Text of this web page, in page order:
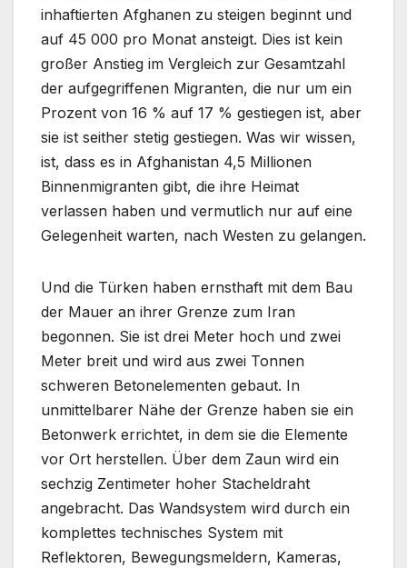
inhaftierten Afghanen zu steigen beginnt und
auf 45 000 pro Monat ansteigt. Dies ist kein
großer Anstieg im Vergleich zur Gesamtzahl
der aufgegriffenen Migranten, die nur um ein
Prozent von 16 % auf 17 % gestiegen ist, aber
sie ist seither stetig gestiegen. Was wir wissen,
ist, dass es in Afghanistan 4,5 Millionen
Binnenmigranten gibt, die ihre Heimat
verlassen haben und vermutlich nur auf eine
Gelegenheit warten, nach Westen zu gelangen.
Und die Türken haben ernsthaft mit dem Bau
der Mauer an ihrer Grenze zum Iran
begonnen. Sie ist drei Meter hoch und zwei
Meter breit und wird aus zwei Tonnen
schweren Betonelementen gebaut. In
unmittelbarer Nähe der Grenze haben sie ein
Betonwerk errichtet, in dem sie die Elemente
vor Ort herstellen. Über dem Zaun wird ein
sechzig Zentimeter hoher Stacheldraht
angebracht. Das Wandsystem wird durch ein
komplettes technisches System mit
Reflektoren, Bewegungsmeldern, Kameras,